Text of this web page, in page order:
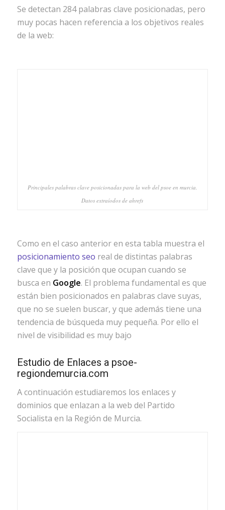
Se detectan 284 palabras clave posicionadas, pero
muy pocas hacen referencia a los objetivos reales
de la web:
Principales palabras clave posicionadas para la web del psoe en murcia.
Datos extraíodos de ahrefs
Como en el caso anterior en esta tabla muestra el
posicionamiento seo real de distintas palabras
clave que y la posición que ocupan cuando se
busca en Google. El problema fundamental es que
están bien posicionados en palabras clave suyas,
que no se suelen buscar, y que además tiene una
tendencia de búsqueda muy pequeña. Por ello el
nivel de visibilidad es muy bajo
Estudio de Enlaces a psoe-
regiondemurcia.com
A continuación estudiaremos los enlaces y
dominios que enlazan a la web del Partido
Socialista en la Región de Murcia.